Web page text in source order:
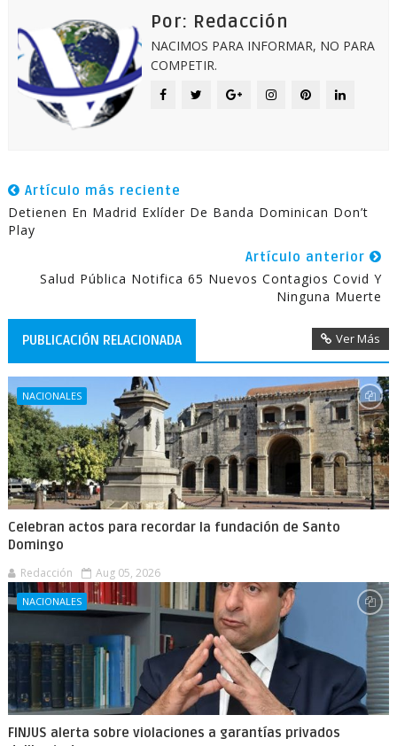
Por: Redacción
NACIMOS PARA INFORMAR, NO PARA
COMPETIR.
Artículo más reciente
Detienen En Madrid Exlíder De Banda Dominican Don’t
Play
Artículo anterior
Salud Pública Notifica 65 Nuevos Contagios Covid Y
Ninguna Muerte
PUBLICACIÓN RELACIONADA Ver Más
NACIONALES
Celebran actos para recordar la fundación de Santo
Domingo
Redacción Aug 05, 2026
NACIONALES
FINJUS alerta sobre violaciones a garantías privados